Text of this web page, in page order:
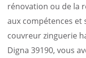
rénovation ou de la
aux compétences et
couvreur zinguerie
Digna 39190, vous